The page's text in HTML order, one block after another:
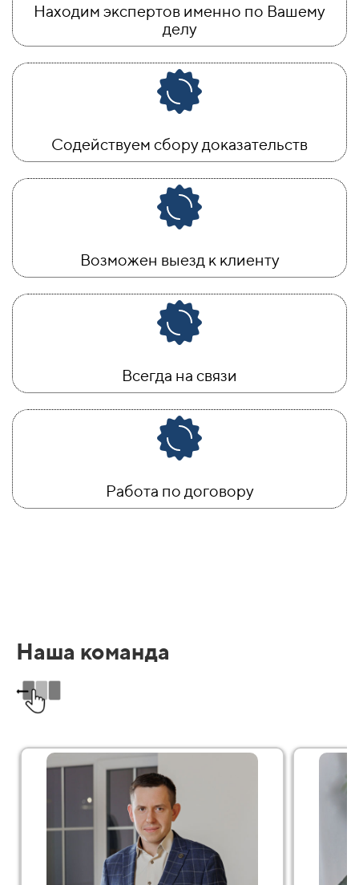
Находим экспертов именно по Вашему
делу
Содействуем сбору доказательств
Возможен выезд к клиенту
Всегда на связи
Работа по договору
Наша команда